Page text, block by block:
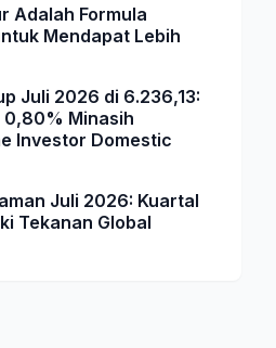
Adalah Formula
Mendapat Lebih
Juli 2026 di 6.236,13:
0,80% Minasih
Investor Domestic
Juli 2026: Kuartal
Tekanan Global